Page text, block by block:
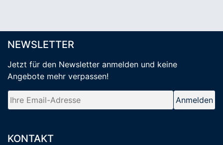
NEWSLETTER
Jetzt für den Newsletter anmelden und keine
Angebote mehr verpassen!
KONTAKT